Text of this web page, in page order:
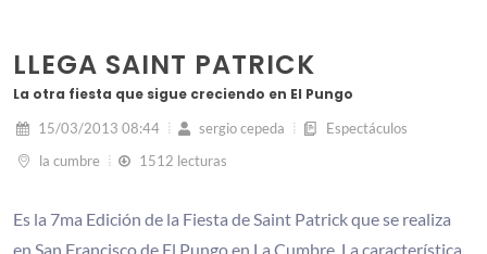
LLEGA SAINT PATRICK
La otra fiesta que sigue creciendo en El Pungo
15/03/2013 08:44 sergio cepeda
Espectáculos
la cumbre
1512 lecturas
Es la 7ma Edición de la Fiesta de Saint Patrick que se realiza
en San Francisco de El Pungo en La Cumbre. La característica